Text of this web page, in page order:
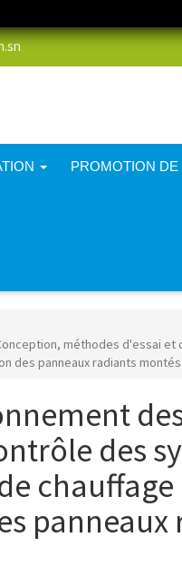
PROMOTION DE
méthodes d'essai
des panneaux radiants
des